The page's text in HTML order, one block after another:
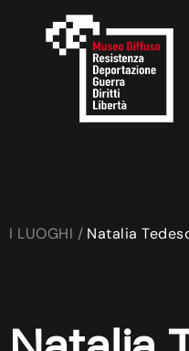
I LUOGHI / Natalia